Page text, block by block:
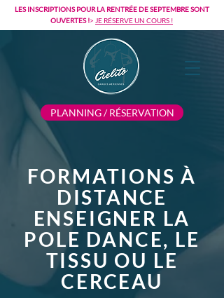
PLANNING / RÉSERVATION
LES INSCRIPTIONS POUR LA RENTRÉE DE SEPTEMBRE SONT
OUVERTES !> JE RÉSERVE UN COURS !
FORMATIONS À
DISTANCE
ENSEIGNER LA
POLE DANCE, LE
TISSU OU LE
CERCEAU